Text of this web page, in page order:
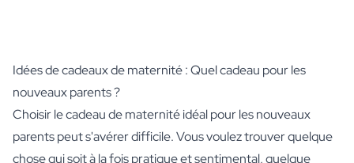
Idées de cadeaux de maternité : Quel cadeau pour les
nouveaux parents ?
Choisir le cadeau de maternité idéal pour les nouveaux
parents peut s'avérer difficile. Vous voulez trouver quelque
chose qui soit à la fois pratique et sentimental, quelque